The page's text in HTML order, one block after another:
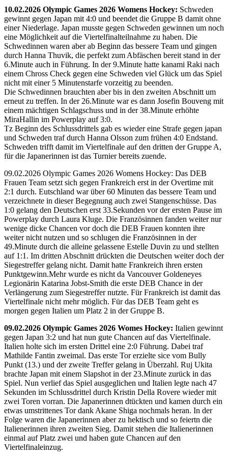
10.02.2026 Olympic Games 2026 Womens Hockey: Schweden
gewinnt gegen Japan mit 4:0 und beendet die Gruppe B damit ohne
einer Niederlage. Japan musste gegen Schweden gewinnen um noch
eine Möglichkeit auf die Viertelfinalteilnahme zu haben. Die
Schwedinnen waren aber ab Beginn das bessere Team und gingen
durch Hanna Thuvik, die perfekt zum Abfäschen bereit stand in der
6.Minute auch in Führung. In der 9.Minute hatte kanami Raki nach
einem Chross Check gegen eine Schweden viel Glück um das Spiel
nicht mit einer 5 Minutenstarfe vorzeitig zu beenden.
Die Schwedinnen brauchten aber bis in den zweiten Abschnitt um
erneut zu treffen. In der 26.Minute war es dann Josefin Bouveng mit
einem mächtigen Schlagschuss und in der 38.Minute erhöhte
MiraHallin im Powerplay auf 3:0.
Tz Beginn des Schlussdrittels gab es wieder eine Strafe gegen japan
und Schweden traf durch Hanna Olsson zum frühen 4:0 Endstand.
Schweden trifft damit im Viertelfinale auf den dritten der Gruppe A,
für die Japanerinnen ist das Turnier bereits zuende.
09.02.2026 Olympic Games 2026 Womens Hockey: Das DEB
Frauen Team setzt sich gegen Frankreich erst in der Overtime mit
2:1 durch. Eutschland war über 60 Minuten das bessere Team und
verzeichnete in dieser Begegnung auch zwei Stangenschüsse. Das
1:0 gelang den Deutschen erst 33.Sekunden vor der ersten Pause im
Powerplay durch Laura Kluge. Die Französinnen fanden weiter nur
wenige dicke Chancen vor doch die DEB Frauen konnten ihre
weiter nicht nutzen und so schlugen die Französinnen in der
49.Minute durch die alleine gelassene Estelle Duvin zu und stellten
auf 1:1. Im dritten Abschnitt drückten die Deutschen weiter doch der
Siegestreffer gelang nicht. Damit hatte Frankreich ihren ersten
Punktgewinn.Mehr wurde es nicht da Vancouver Goldeneyes
Legionärin Katarina Jobst-Smith die erste DEB Chance in der
Verlängerung zum Siegestreffer nutzte. Für Frankreich ist damit das
Viertelfinale nicht mehr möglich. Für das DEB Team geht es
morgen gegen Italien um Platz 2 in der Gruppe B.
09.02.2026 Olympic Games 2026 Womes Hockey: Italien gewinnt
gegen Japan 3:2 und hat nun gute Chancen auf das Viertelfinale.
Italien holte sich im ersten Drittel eine 2:0 Führung. Dabei traf
Mathilde Fantin zweimal. Das erste Tor erzielte sice vom Bully
Punkt (13.) und der zweite Treffer gelang in Überzahl. Ruj Ukita
brachte Japan mit einem Slapshot in der 23.Minute zurück in das
Spiel. Nun verlief das Spiel ausgeglichen und Italien legte nach 47
Sekunden im Schlussdrittel durch Kristin Della Rovere wieder mit
zwei Toren vorran. Die Japanerinnen dtückten und kamen durch ein
etwas umstrittenes Tor dank Akane Shiga nochmals heran. In der
Folge waren die Japanerinnen aber zu hektisch und so feiertn die
Italienerinnen ihren zweiten Sieg. Damit stehen die Italienerinnen
einmal auf Platz zwei und haben gute Chancen auf den
Viertelfinaleinzug.